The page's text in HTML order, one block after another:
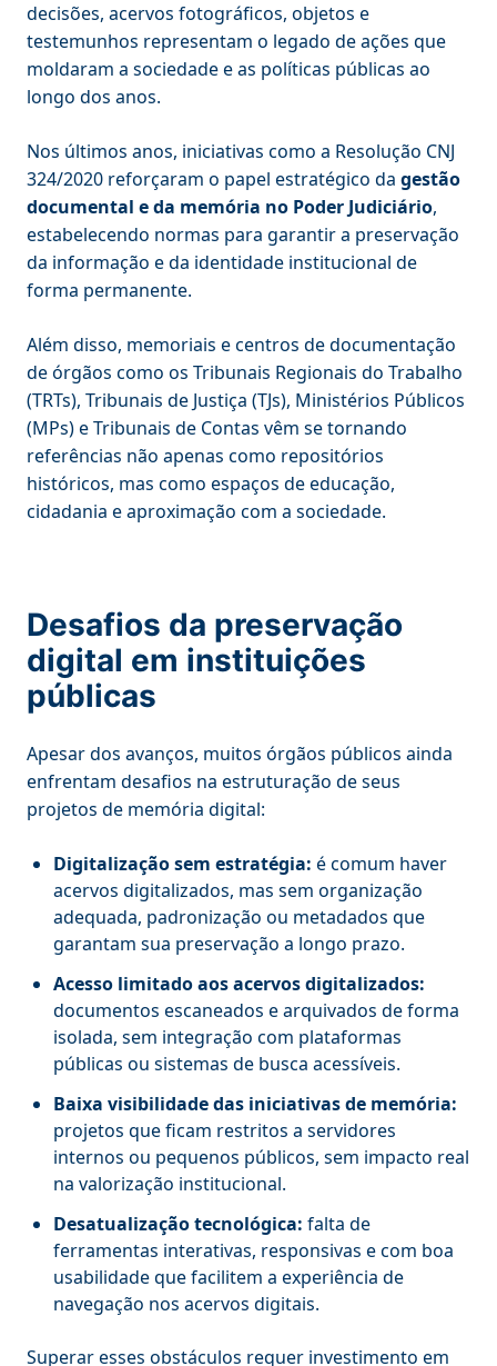
decisões, acervos fotográficos, objetos e
testemunhos representam o legado de ações que
moldaram a sociedade e as políticas públicas ao
longo dos anos.
Nos últimos anos, iniciativas como a Resolução CNJ
324/2020 reforçaram o papel estratégico da gestão
documental e da memória no Poder Judiciário,
estabelecendo normas para garantir a preservação
da informação e da identidade institucional de
forma permanente.
Além disso, memoriais e centros de documentação
de órgãos como os Tribunais Regionais do Trabalho
(TRTs), Tribunais de Justiça (TJs), Ministérios Públicos
(MPs) e Tribunais de Contas vêm se tornando
referências não apenas como repositórios
históricos, mas como espaços de educação,
cidadania e aproximação com a sociedade.
Desafios da preservação
digital em instituições
públicas
Apesar dos avanços, muitos órgãos públicos ainda
enfrentam desafios na estruturação de seus
projetos de memória digital:
Digitalização sem estratégia: é comum haver
acervos digitalizados, mas sem organização
adequada, padronização ou metadados que
garantam sua preservação a longo prazo.
Acesso limitado aos acervos digitalizados:
documentos escaneados e arquivados de forma
isolada, sem integração com plataformas
públicas ou sistemas de busca acessíveis.
Baixa visibilidade das iniciativas de memória:
projetos que ficam restritos a servidores
internos ou pequenos públicos, sem impacto real
na valorização institucional.
Desatualização tecnológica: falta de
ferramentas interativas, responsivas e com boa
usabilidade que facilitem a experiência de
navegação nos acervos digitais.
Superar esses obstáculos requer investimento em